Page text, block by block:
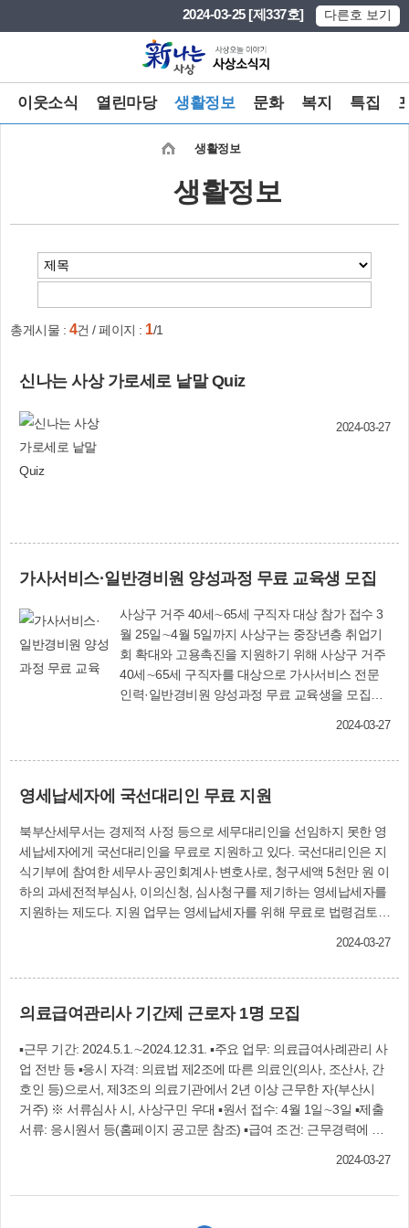
2024-03-25 [제337호] 다른호 보기
이웃소식 열린마당 생활정보 문화 복지 특집
생활정보
생활정보
총게시물 : 4건 / 페이지 : 1/1
신나는 사상 가로세로 낱말 Quiz
2024-03-27
가사서비스·일반경비원 양성과정 무료 교육생 모집
사상구 거주 40세∼65세 구직자 대상 참가 접수 3
월 25일∼4월 5일까지 사상구는 중장년층 취업기
회 확대와 고용촉진을 지원하기 위해 사상구 거주
40세∼65세 구직자를 대상으로 가사서비스 전문
인력·일반경비원 양성과정 무료 교육생을 모집한
△청소관리, 주방 정리 수납 △식사관리, 냉장고
인원은 선착순 30명이다. 일반경비원 양성 교육 =
4월 16일∼4월 18일까지 총 3일간(24시간) 신라대
학교 평생교육원에서 진행한다. 교육내용은 경비
업법 등 관계법령 등과 관련한 이론교육과 호송경
비·시설경비 등 실무교육으로 이뤄지며, 모집인원
은 선착순 27명이다. 수강신청은 두 과정 모두 3월
방문접수 하면 된다. 사상구는 교육과정을 이수한
(☎310-5190∼5)
2024-03-27
영세납세자에 국선대리인 무료 지원
북부산세무서는 경제적 사정 등으로 세무대리인을 선임하지 못한 영
세납세자에게 국선대리인을 무료로 지원하고 있다. 국선대리인은 지
식기부에 참여한 세무사·공인회계사·변호사로, 청구세액 5천만 원 이
하의 과세전적부심사, 이의신청, 심사청구를 제기하는 영세납세자를
지원하는 제도다. 지원 업무는 영세납세자를 위해 무료로 법령검토·
터는 수입금액(매출액) 3억 원 이하, 자산가액(자산총계) 5억 원 이하
(☎310-6212)
2024-03-27
의료급여관리사 기간제 근로자 1명 모집
▪근무 기간: 2024.5.1.∼2024.12.31. ▪주요 업무: 의료급여사례관리 사
업 전반 등 ▪응시 자격: 의료법 제2조에 따른 의료인(의사, 조산사, 간
호인 등)으로서, 제3조의 의료기관에서 2년 이상 근무한 자(부산시
거주) ※ 서류심사 시, 사상구민 우대 ▪원서 접수: 4월 1일∼3일 ▪제출
서류: 응시원서 등(홈페이지 공고문 참조) ▪급여 조건: 근무경력에 따
2024-03-27